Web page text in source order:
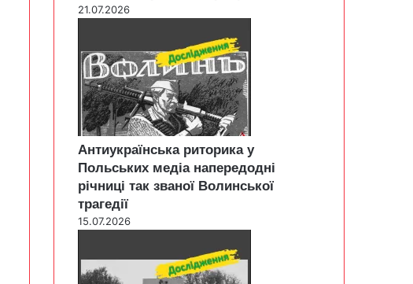
21.07.2026
Антиукраїнська риторика у
Польських медіа напередодні
річниці так званої Волинської
трагедії
15.07.2026